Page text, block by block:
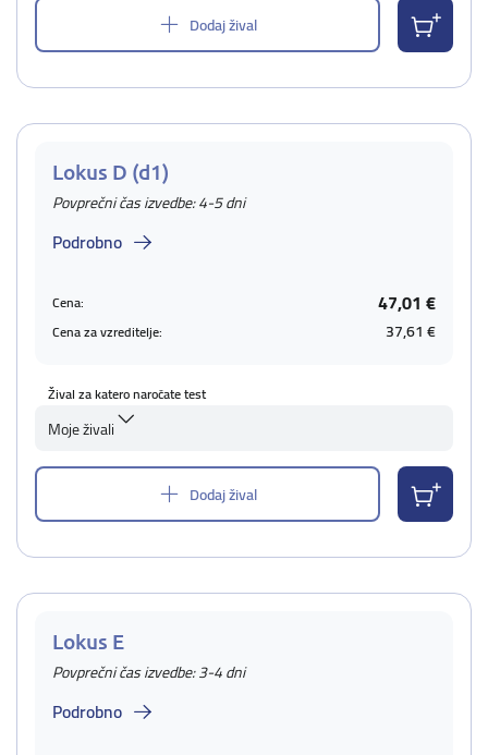
Dodaj žival
Lokus D (d1)
Povprečni čas izvedbe: 4-5 dni
Podrobno
Cena: 47,01 €
Cena za vzreditelje: 37,61 €
Žival za katero naročate test
Moje živali
Dodaj žival
Lokus E
Povprečni čas izvedbe: 3-4 dni
Podrobno